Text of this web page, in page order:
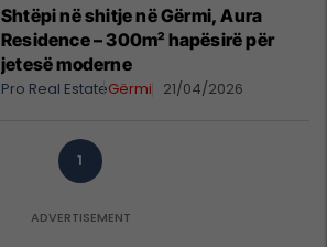
Shtëpi në shitje në Gërmi, Aura
Residence – 300m² hapësirë për
jetesë moderne
Pro Real EstateGërmi 21/04/2026
1